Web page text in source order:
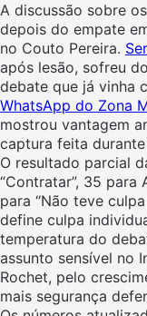
A discussão sobre
depois do empate
no Couto Pereira.
após lesão, sofreu
debate que já vinha
WhatsApp do Zona
mostrou vantagem
captura feita
O resultado parcial
“Contratar”, 35 para
para “Não teve
define culpa
temperatura do
assunto sensível no
Rochet, pelo
mais segurança